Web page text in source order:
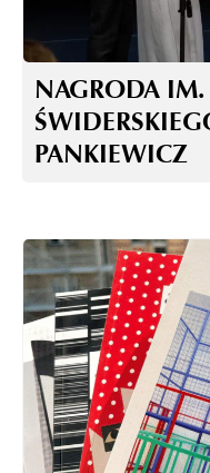
NAGRODA IM.
PANKIEWICZ